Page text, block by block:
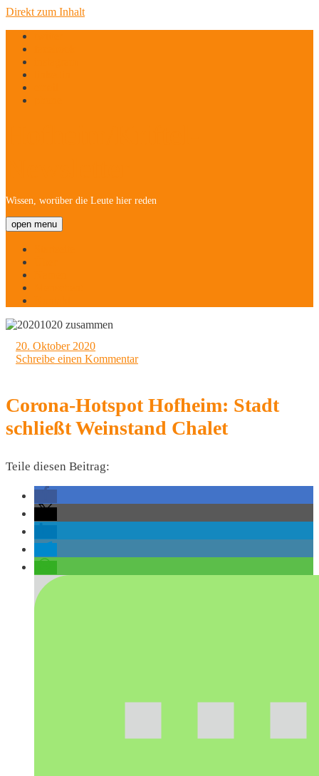
Direkt zum Inhalt
Wissen, worüber die Leute hier reden
open menu
20. Oktober 2020
Schreibe einen Kommentar
Corona-Hotspot Hofheim: Stadt
schließt Weinstand Chalet
Teile diesen Beitrag: